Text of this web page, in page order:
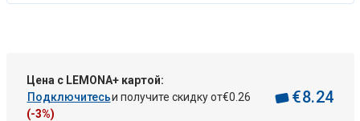
Цена с LEMONA+ картой:
Подключитесьи получите скидку от€0 26
(-3%)
€8.24